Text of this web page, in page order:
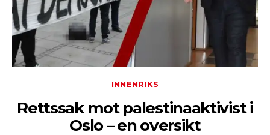
INNENRIKS
Rettssak mot palestinaaktivist i
Oslo – en oversikt